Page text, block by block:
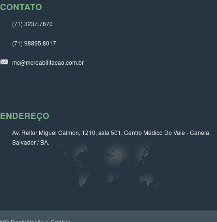
CONTATO
(71) 3237.7870
(71) 98895.8017
mc@mcreabilitacao.com.br
ENDEREÇO
Av. Reitor Miguel Calmon, 1210, sala 501, Centro Médico Do Vale - Canela.
Salvador / BA.